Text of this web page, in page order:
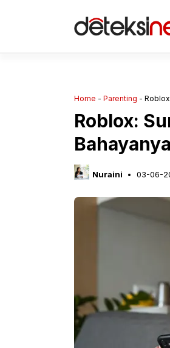
Home - Parenting -
Roblox:
Nuraini 03-06-